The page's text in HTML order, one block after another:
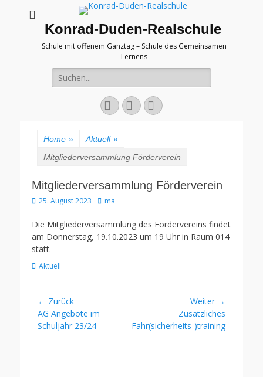
Konrad-Duden-Realschule
Schule mit offenem Ganztag – Schule des Gemeinsamen
Lernens
Suche
nach:
E-
Mail
YouTubeTelefon
Home » Aktuell »
Mitgliederversammlung Förderverein
Mitgliederversammlung Förderverein
Veröffentlicht
25. August 2023 Autor
ma
Die Mitgliederversammlung des Fördervereins findet
am Donnerstag, 19.10.2023 um 19 Uhr in Raum 014
statt.
Kategorien
Aktuell
Beitragsnavigation
← Zurück
Vorheriger
Beitrag:
AG Angebote im
Schuljahr 23/24
Weiter →
Beitrag:
Zusätzliches
Fahr(sicherheits-)training